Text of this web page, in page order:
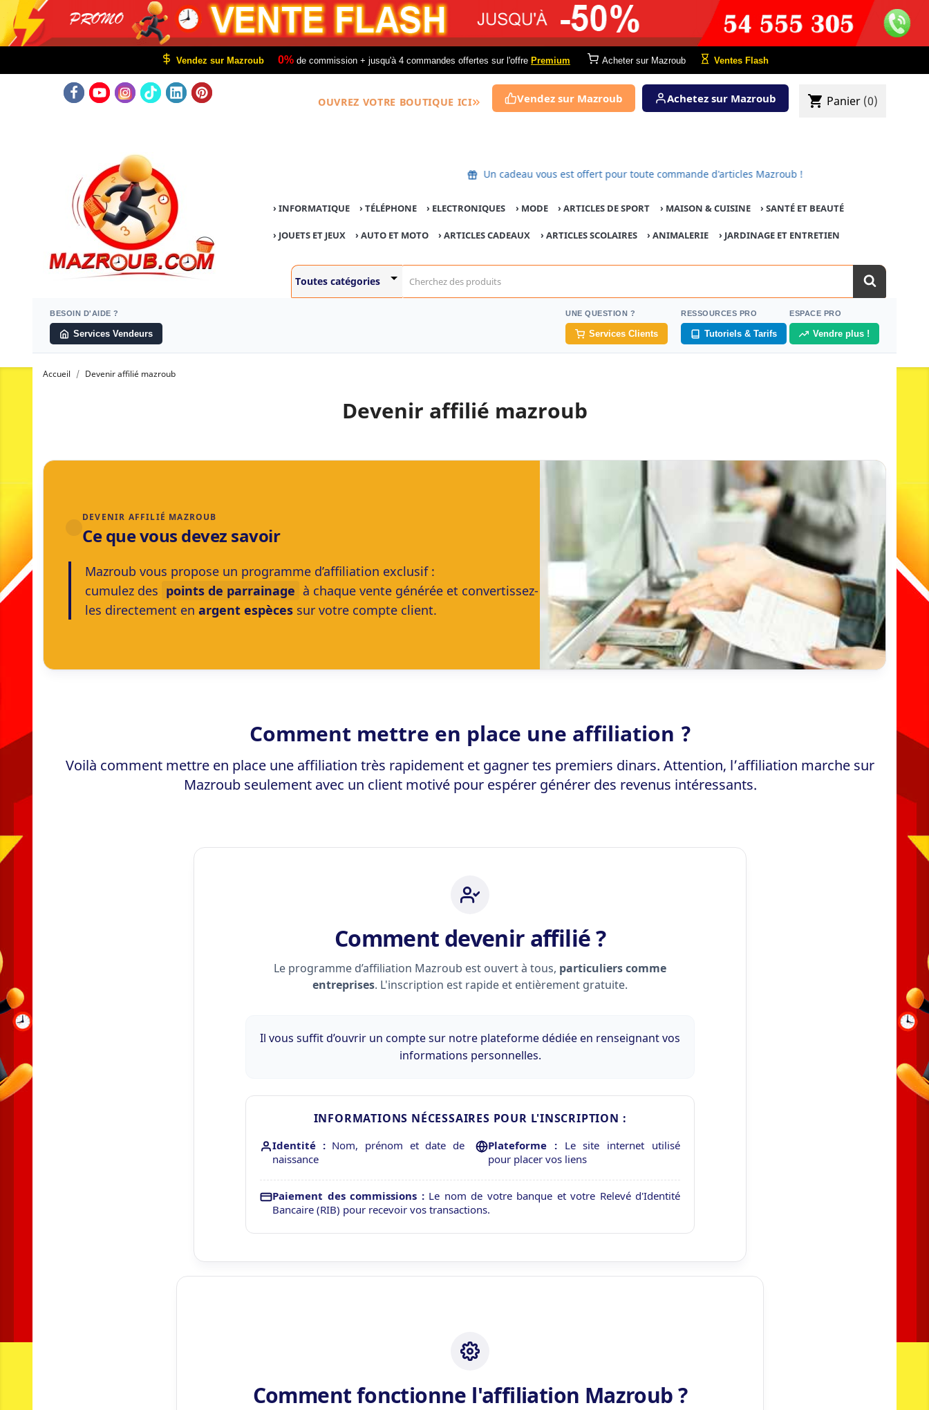
Vendez sur Mazroub 0% de commission + jusqu'à 4 commandes offertes sur l'offre Premium Acheter sur Mazroub Ventes Flash
OUVREZ VOTRE BOUTIQUE ICI Vendez sur Mazroub Achetez sur Mazroub shopping_cart Panier (0)
Un cadeau vous est offert pour toute commande d'articles Mazroub !
› INFORMATIQUE ›TÉLÉPHONE › ELECTRONIQUES › MODE ›ARTICLES DE SPORT › MAISON & CUISINE › SANTÉ ET BEAUTÉ
› JOUETS ET JEUX ›AUTO ET MOTO › ARTICLES CADEAUX › ARTICLES SCOLAIRES ›ANIMALERIE › JARDINAGE ET ENTRETIEN
BESOIN D'AIDE ?
Services Vendeurs
UNE QUESTION ?
Services Clients
RESSOURCES PRO
Tutoriels & Tarifs
ESPACE PRO
Vendre plus !
Accueil Devenir affilié mazroub
Devenir affilié mazroub
DEVENIR AFFILIÉ MAZROUB
Ce que vous devez savoir
Mazroub vous propose un programme d’affiliation exclusif :
cumulez des points de parrainage à chaque vente générée et convertissez-
les directement en argent espèces sur votre compte client.
Comment mettre en place une affiliation ?
Voilà comment mettre en place une affiliation très rapidement et gagner tes premiers dinars. Attention, l’affiliation marche sur
Mazroub seulement avec un client motivé pour espérer générer des revenus intéressants.
Comment devenir affilié ?
Le programme d’affiliation Mazroub est ouvert à tous, particuliers comme
entreprises. L'inscription est rapide et entièrement gratuite.
Il vous suffit d’ouvrir un compte sur notre plateforme dédiée en renseignant vos
informations personnelles.
INFORMATIONS NÉCESSAIRES POUR L'INSCRIPTION :
Identité :Nom, prénom et date de
naissance
Plateforme :Le site internet utilisé
pour placer vos liens
Paiement des commissions :Le nom de votre banque et votre Relevé d'Identité
Bancaire (RIB) pour recevoir vos transactions.
Comment fonctionne l'affiliation Mazroub ?